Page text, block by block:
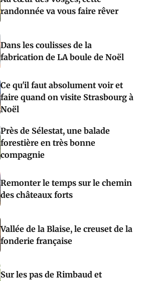
randonnée va vous faire rêver
Dans les coulisses de la
fabrication de LA boule de Noël
Ce qu'il faut absolument voir et
faire quand on visite Strasbourg à
Noël
Près de Sélestat, une balade
forestière en très bonne
compagnie
Remonter le temps sur le chemin
des châteaux forts
Vallée de la Blaise, le creuset de la
fonderie française
Sur les pas de Rimbaud et